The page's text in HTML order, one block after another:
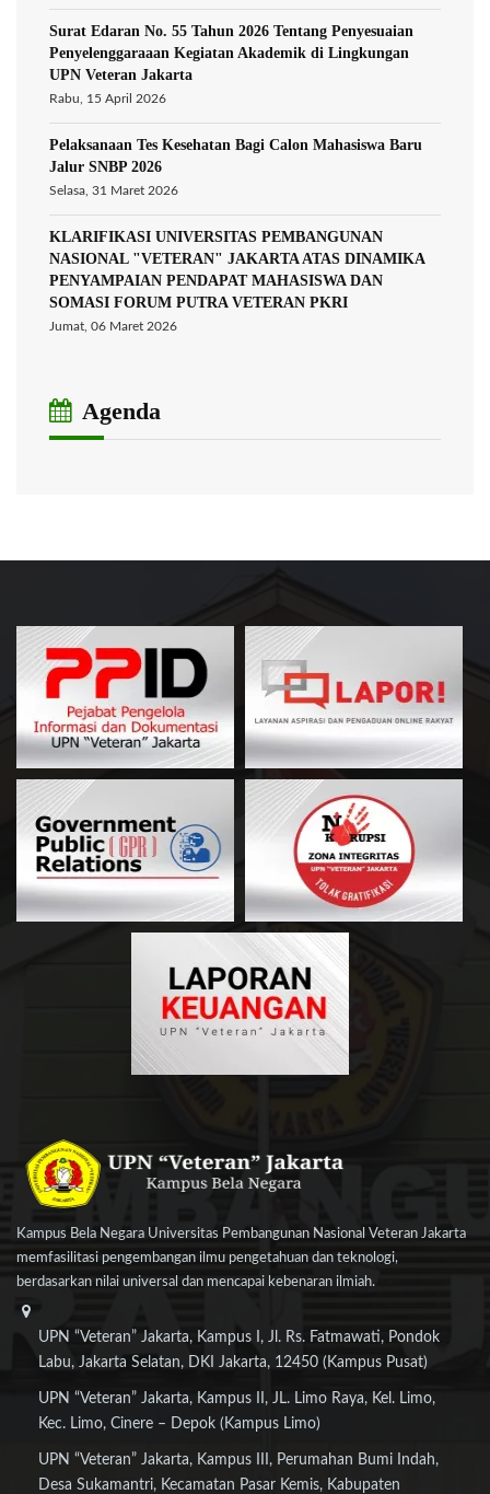
Surat Edaran No. 55 Tahun 2026 Tentang Penyesuaian
Penyelenggaraaan Kegiatan Akademik di Lingkungan
UPN Veteran Jakarta
Rabu, 15 April 2026
Pelaksanaan Tes Kesehatan Bagi Calon Mahasiswa Baru
Jalur SNBP 2026
Selasa, 31 Maret 2026
KLARIFIKASI UNIVERSITAS PEMBANGUNAN
NASIONAL "VETERAN" JAKARTA ATAS DINAMIKA
PENYAMPAIAN PENDAPAT MAHASISWA DAN
SOMASI FORUM PUTRA VETERAN PKRI
Jumat, 06 Maret 2026
Agenda
Kampus Bela Negara Universitas Pembangunan Nasional Veteran Jakarta
memfasilitasi pengembangan ilmu pengetahuan dan teknologi,
berdasarkan nilai universal dan mencapai kebenaran ilmiah.
UPN “Veteran” Jakarta, Kampus I, Jl. Rs. Fatmawati, Pondok
Labu, Jakarta Selatan, DKI Jakarta, 12450 (Kampus Pusat)
UPN “Veteran” Jakarta, Kampus II, JL. Limo Raya, Kel. Limo,
Kec. Limo, Cinere – Depok (Kampus Limo)
UPN “Veteran” Jakarta, Kampus III, Perumahan Bumi Indah,
Desa Sukamantri, Kecamatan Pasar Kemis, Kabupaten